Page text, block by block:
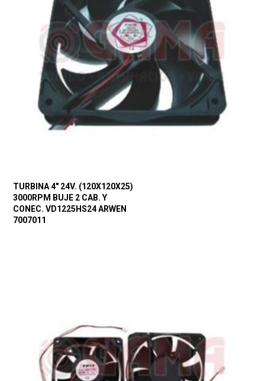
TURBINA 4″ 24V. (120X120X25)
3000RPM BUJE 2 CAB. Y
CONEC. VD1225HS24 ARWEN
7007011